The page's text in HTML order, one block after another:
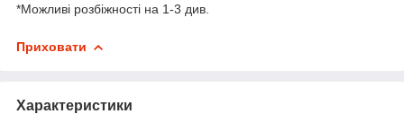
*Можливі розбіжності на 1-3 див.
Приховати
Характеристики